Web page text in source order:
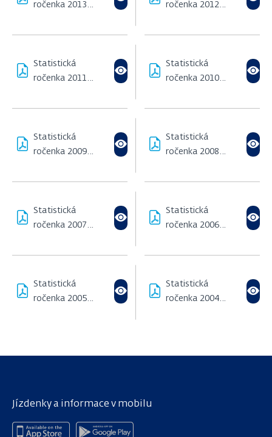
ročenka 2013
ročenka 2012
Statistická
ročenka 2011
Statistická
ročenka 2010
Statistická
ročenka 2009
Statistická
ročenka 2008
Statistická
ročenka 2007
Statistická
ročenka 2006
Statistická
ročenka 2005
Statistická
ročenka 2004
Jízdenky a informace v mobilu